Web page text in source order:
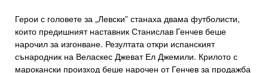
Герои с головете за „Левски” станаха двама футболисти,
които предишният наставник Станислав Генчев беше
нарочил за изгонване. Резултата откри испанският
сънародник на Веласкес Джеват Ел Джемили. Крилото с
марокански произход беше нарочен от Генчев за продажба